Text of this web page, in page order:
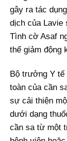
gây ra tác
dịch của Lavie
Tình cờ Asaf
thể giảm động
Bộ trưởng Y tế
toàn của cần
sự cải thiện
dưới dạng
cần sa từ một